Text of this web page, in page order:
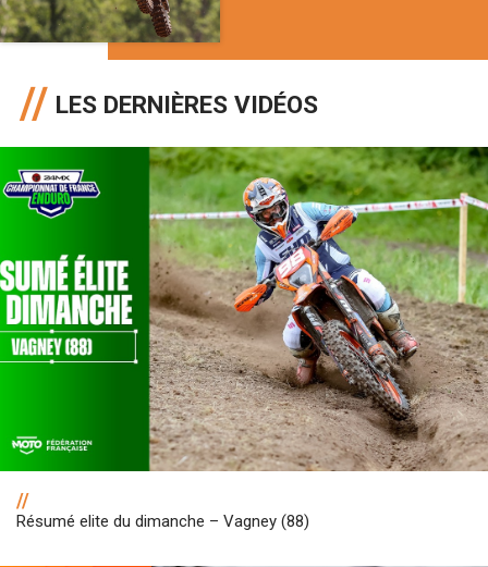
LES DERNIÈRES VIDÉOS
//
Résumé elite du dimanche – Vagney (88)